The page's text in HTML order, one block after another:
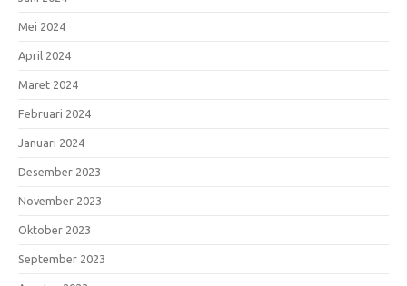
Mei 2024
April 2024
Maret 2024
Februari 2024
Januari 2024
Desember 2023
November 2023
Oktober 2023
September 2023